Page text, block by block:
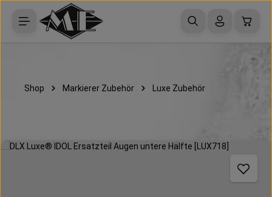
Zum Hauptinhalt springen
Shop Markierer Zubehör Luxe Zubehör
Bildergalerie überspringen